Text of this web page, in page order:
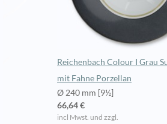
Reichenbach Colour I Grau
mit Fahne Porzellan
Ø 240 mm [9½]
66,64 €
incl Mwst. und zzgl.